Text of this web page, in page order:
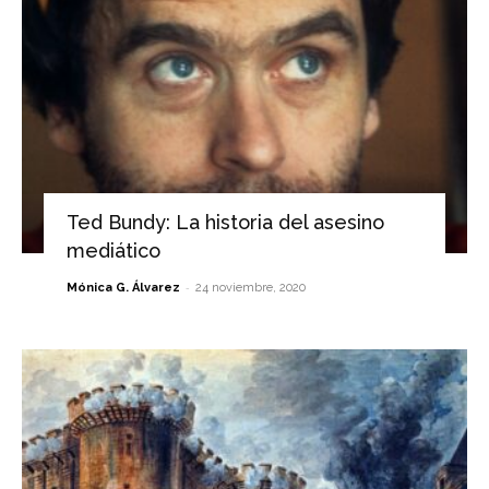
Ted Bundy: La historia del asesino
mediático
Mónica G. Álvarez - 24 noviembre, 2020